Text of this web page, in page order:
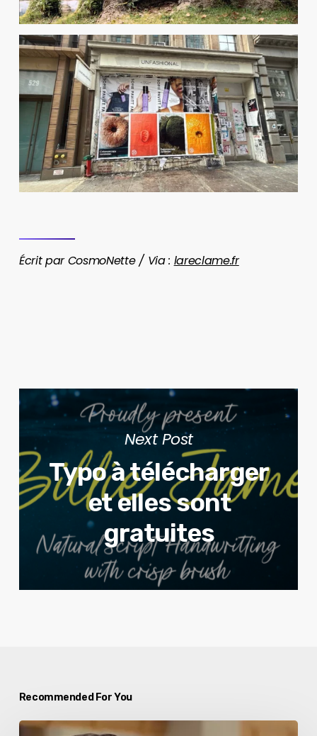
Écrit par CosmoNette / Via : lareclame.fr
Next Post
Typo à télécharger
et elles sont
gratuites
Recommended For You
Citroën